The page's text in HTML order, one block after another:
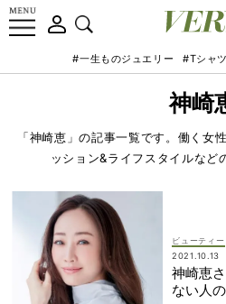
#一生ものジュエリー #Tシャツ
神崎
「神崎恵」の記事一覧です。働く女
ッション&ライフスタイルなど
ビューティー
2021.10.13
神崎恵
ない人